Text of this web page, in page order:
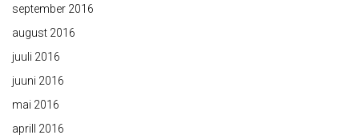
september 2016
august 2016
juuli 2016
juuni 2016
mai 2016
aprill 2016